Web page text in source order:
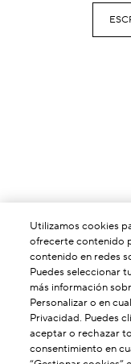
Utilizamos cookies
ofrecerte contenido
contenido en redes
Puedes seleccionar
más información
Personalizar o en
Privacidad. Puedes
aceptar o rechazar
consentimiento en